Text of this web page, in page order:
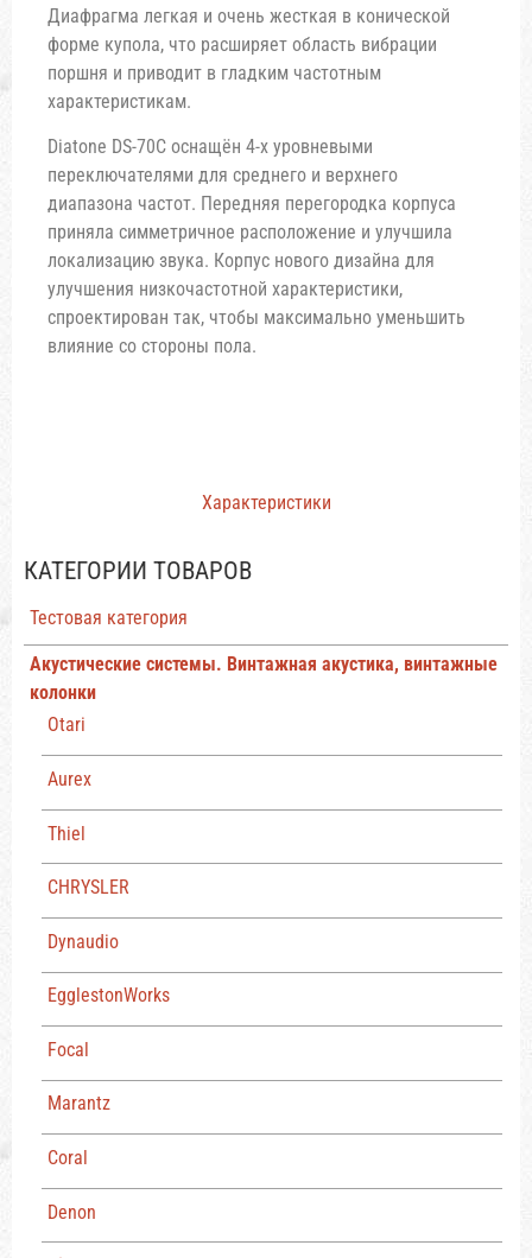
КАТЕГОРИИ ТОВАРОВ
Тестовая категория
Акустические системы. Винтажная акустика, винтажные
колонки
Otari
Aurex
Thiel
CHRYSLER
Dynaudio
EgglestonWorks
Focal
Marantz
Coral
Denon
Характеристики
Диафрагма легкая и очень жесткая в конической
форме купола, что расширяет область вибрации
поршня и приводит в гладким частотным
характеристикам.
Diatone DS-70C оснащён 4-х уровневыми
переключателями для среднего и верхнего
диапазона частот. Передняя перегородка корпуса
приняла симметричное расположение и улучшила
локализацию звука. Корпус нового дизайна для
улучшения низкочастотной характеристики,
спроектирован так, чтобы максимально уменьшить
влияние со стороны пола.